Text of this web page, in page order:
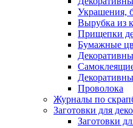
Украшения,
Вырубка из
Прищепки
Бумажные
Проволока
Журналы по
Заготовки для
Заготовки